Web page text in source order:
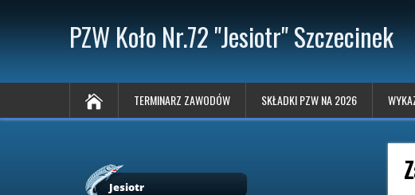
PZW Koło Nr.72 "Jesiotr" Szczecinek
TERMINARZ ZAWODÓW SKŁADKI PZW NA 2026
Jesiotr